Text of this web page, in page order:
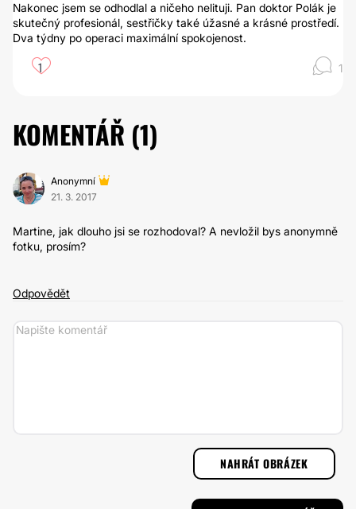
Nakonec jsem se odhodlal a ničeho nelituji. Pan doktor Polák je
skutečný profesionál, sestřičky také úžasné a krásné prostředí.
Dva týdny po operaci maximální spokojenost.
1 1
KOMENTÁŘ (1)
Anonymní
21. 3. 2017
Martine, jak dlouho jsi se rozhodoval? A nevložil bys anonymně
fotku, prosím?
Odpovědět
NAHRÁT OBRÁZEK